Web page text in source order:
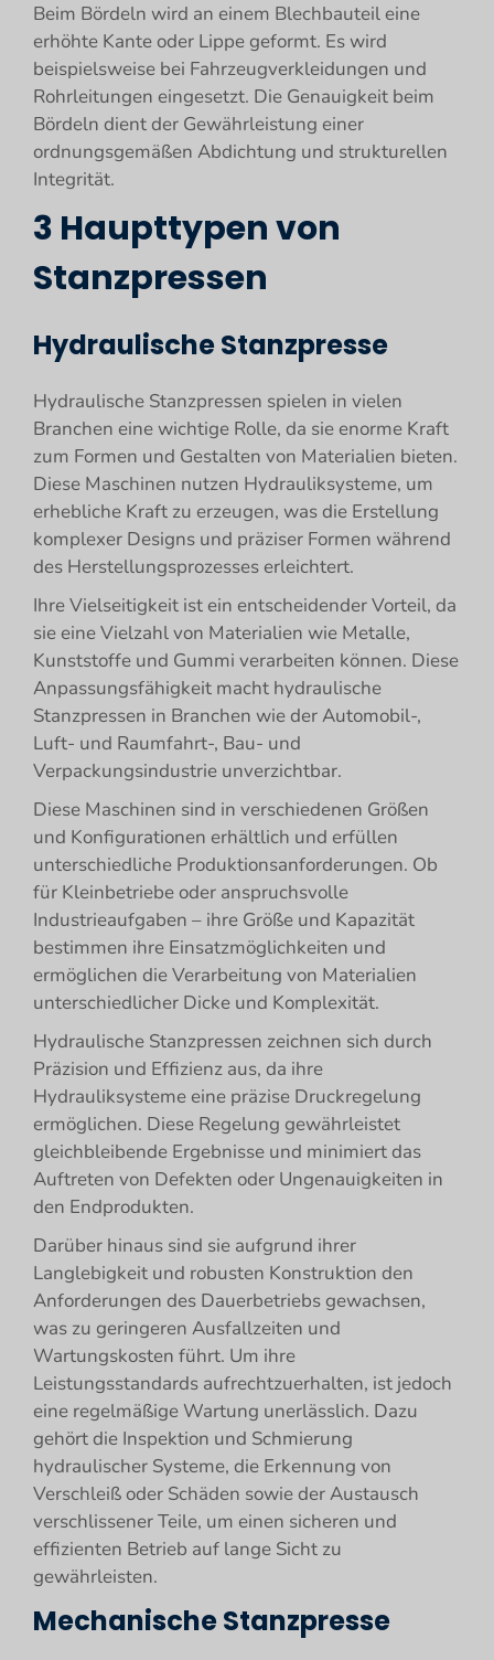
Beim Bördeln wird an einem Blechbauteil eine
erhöhte Kante oder Lippe geformt. Es wird
beispielsweise bei Fahrzeugverkleidungen und
Rohrleitungen eingesetzt. Die Genauigkeit beim
Bördeln dient der Gewährleistung einer
ordnungsgemäßen Abdichtung und strukturellen
Integrität.
3 Haupttypen von
Stanzpressen
Hydraulische Stanzpresse
Hydraulische Stanzpressen spielen in vielen
Branchen eine wichtige Rolle, da sie enorme Kraft
zum Formen und Gestalten von Materialien bieten.
Diese Maschinen nutzen Hydrauliksysteme, um
erhebliche Kraft zu erzeugen, was die Erstellung
komplexer Designs und präziser Formen während
des Herstellungsprozesses erleichtert.
Ihre Vielseitigkeit ist ein entscheidender Vorteil, da
sie eine Vielzahl von Materialien wie Metalle,
Kunststoffe und Gummi verarbeiten können. Diese
Anpassungsfähigkeit macht hydraulische
Stanzpressen in Branchen wie der Automobil-,
Luft- und Raumfahrt-, Bau- und
Verpackungsindustrie unverzichtbar.
Diese Maschinen sind in verschiedenen Größen
und Konfigurationen erhältlich und erfüllen
unterschiedliche Produktionsanforderungen. Ob
für Kleinbetriebe oder anspruchsvolle
Industrieaufgaben – ihre Größe und Kapazität
bestimmen ihre Einsatzmöglichkeiten und
ermöglichen die Verarbeitung von Materialien
unterschiedlicher Dicke und Komplexität.
Hydraulische Stanzpressen zeichnen sich durch
Präzision und Effizienz aus, da ihre
Hydrauliksysteme eine präzise Druckregelung
ermöglichen. Diese Regelung gewährleistet
gleichbleibende Ergebnisse und minimiert das
Auftreten von Defekten oder Ungenauigkeiten in
den Endprodukten.
Darüber hinaus sind sie aufgrund ihrer
Langlebigkeit und robusten Konstruktion den
Anforderungen des Dauerbetriebs gewachsen,
was zu geringeren Ausfallzeiten und
Wartungskosten führt. Um ihre
Leistungsstandards aufrechtzuerhalten, ist jedoch
eine regelmäßige Wartung unerlässlich. Dazu
gehört die Inspektion und Schmierung
hydraulischer Systeme, die Erkennung von
Verschleiß oder Schäden sowie der Austausch
verschlissener Teile, um einen sicheren und
effizienten Betrieb auf lange Sicht zu
gewährleisten.
Mechanische Stanzpresse